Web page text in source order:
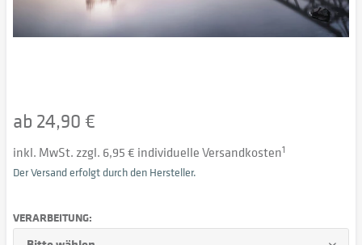
ab 24,90 €
inkl. MwSt. zzgl. 6,95 € individuelle Versandkosten1
Der Versand erfolgt durch den Hersteller.
VERARBEITUNG: